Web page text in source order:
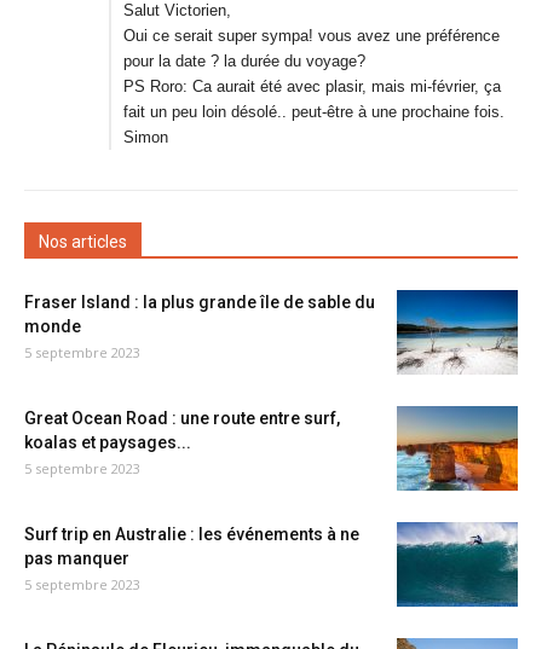
Salut Victorien,
Oui ce serait super sympa! vous avez une préférence
pour la date ? la durée du voyage?
PS Roro: Ca aurait été avec plasir, mais mi-février, ça
fait un peu loin désolé.. peut-être à une prochaine fois.
Simon
Nos articles
Fraser Island : la plus grande île de sable du
monde
5 septembre 2023
Great Ocean Road : une route entre surf,
koalas et paysages...
5 septembre 2023
Surf trip en Australie : les événements à ne
pas manquer
5 septembre 2023